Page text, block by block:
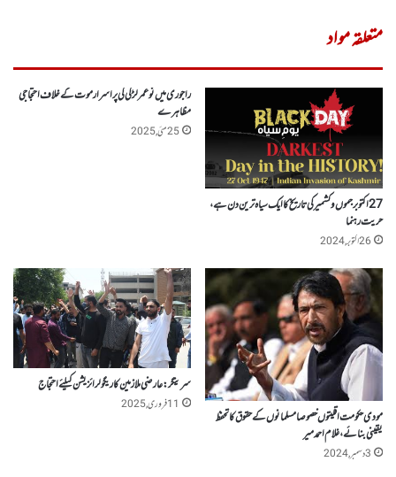
متعلقہ مواد
27اکتوبر جموں وکشمیر کی تاریخ کا ایک سیاہ ترین دن ہے،
حریت رہنما
26 اکتوبر, 2024
راجوری میں نوعمر لڑکی کی پراسرار موت کے خلاف احتجاجی
مظاہرے
25 مئی, 2025
مودی حکومت اقلیتوں خصوصا مسلمانوں کے حقو ق کا تحفظ
یقینی بنائے ، غلام احمد میر
3 دسمبر, 2024
سرینگر :عارضی ملازمین کا ریگولرائزیشن کیلئے احتجاج
11 فروری, 2025